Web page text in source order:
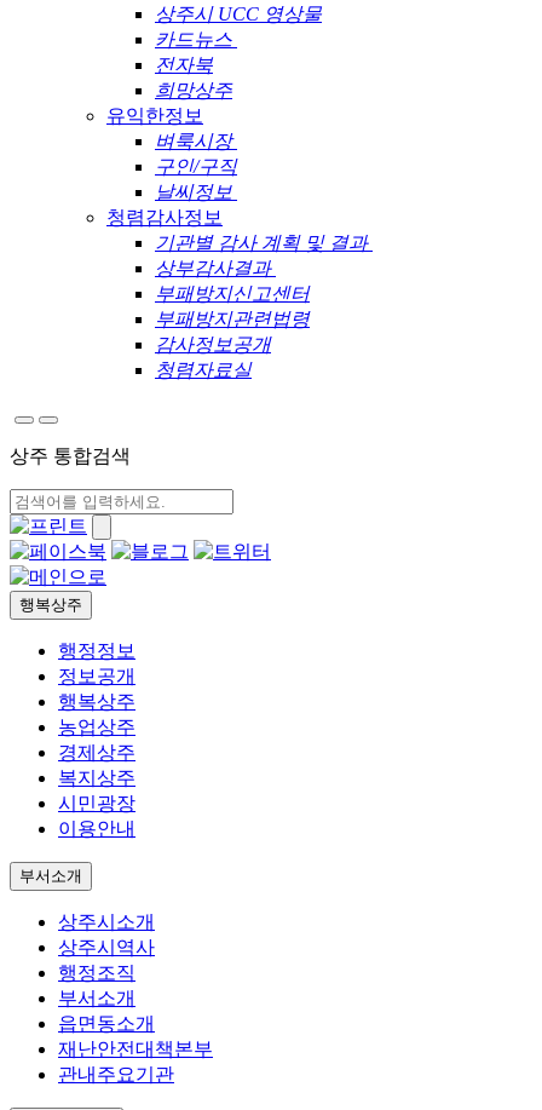
상주시 UCC 영상물
카드뉴스
전자북
희망상주
유익한정보
벼룩시장
구인/구직
날씨정보
청렴감사정보
기관별 감사 계획 및 결과
상부감사결과
부패방지신고센터
부패방지관련법령
감사정보공개
청렴자료실
상주 통합검색
행복상주
행정정보
정보공개
행복상주
농업상주
경제상주
복지상주
시민광장
이용안내
부서소개
상주시소개
상주시역사
행정조직
부서소개
읍면동소개
재난안전대책본부
관내주요기관